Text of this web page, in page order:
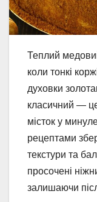
Теплий
коли тонкі
духовки
класичний —
місток у
рецептами
текстури та
просочені
залишаючи